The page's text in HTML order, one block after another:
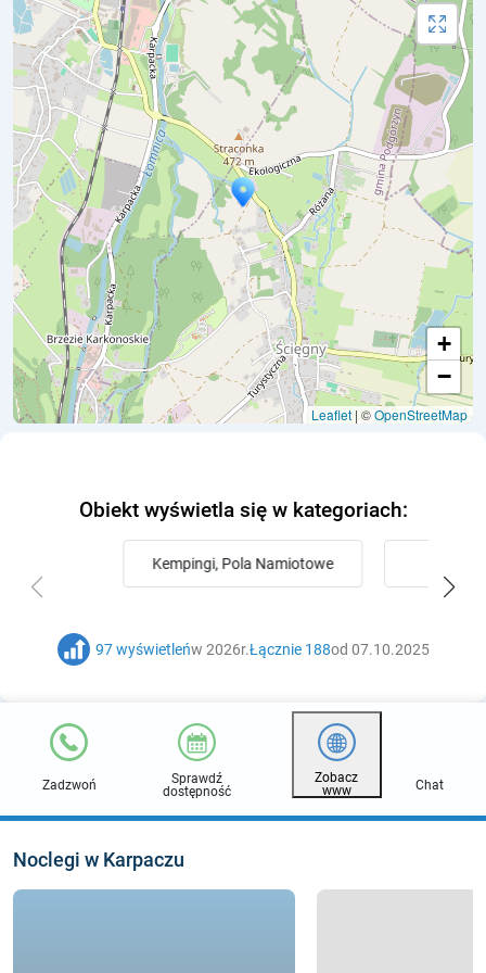
+
−
Leaflet | ©OpenStreetMap
Obiekt wyświetla się w kategoriach:
Kempingi, Pola Namiotowe
97 wyświetleńw 2026r.Łącznie 188od 07.10.2025
Zadzwoń
Sprawdź
dostępność
Zobacz
www
Chat
Noclegi w Karpaczu